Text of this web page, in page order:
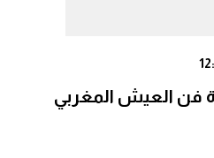
العيش المغربي